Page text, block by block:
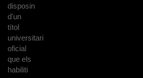
disposin
d'un
títol
universitari
oficial
que els
habiliti